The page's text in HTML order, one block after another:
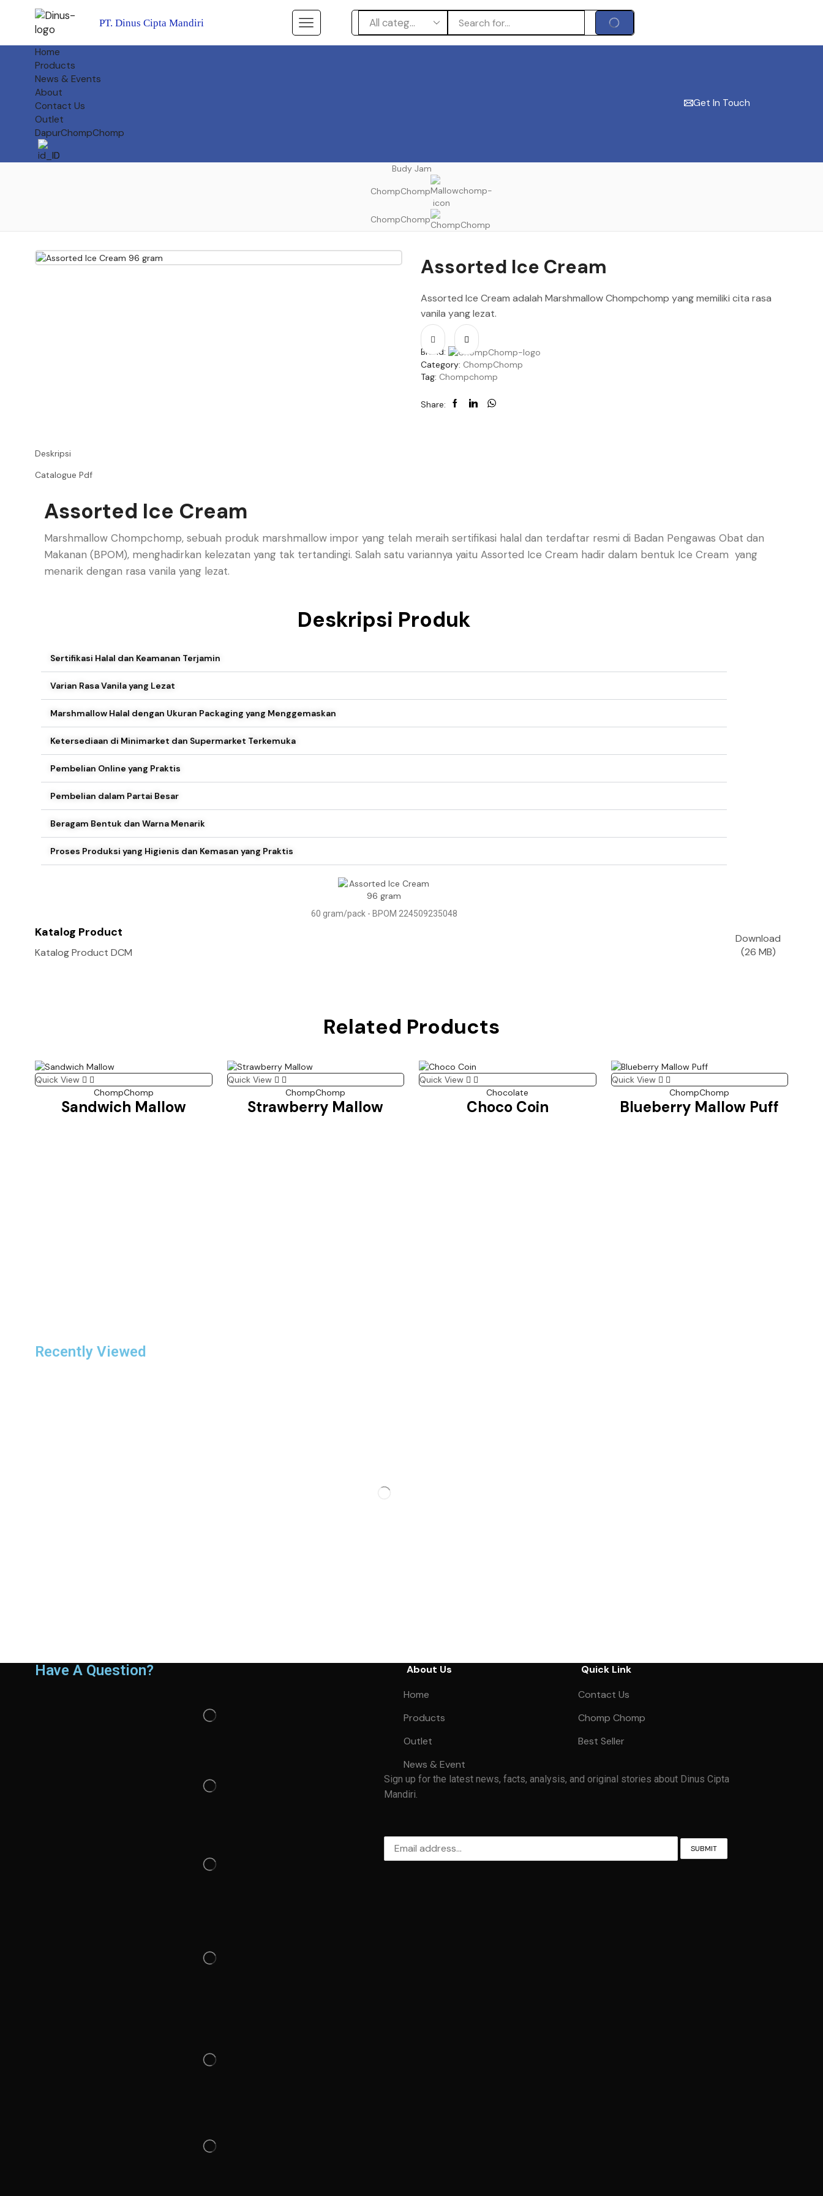
PT. Dinus Cipta Mandiri
Home
Products
News & Events
About
Contact Us
Outlet
DapurChompChomp
ID
Get In Touch
Budy Jam
ChompChomp
ChompChomp
Assorted Ice Cream
Assorted Ice Cream adalah Marshmallow Chompchomp yang memiliki cita rasa
vanila yang lezat.
Brand:
Category: ChompChomp
Tag: Chompchomp
Share:
Deskripsi
Catalogue Pdf
Assorted Ice Cream
Marshmallow Chompchomp, sebuah produk marshmallow impor yang telah meraih sertifikasi halal dan terdaftar resmi di Badan Pengawas Obat dan
Makanan (BPOM), menghadirkan kelezatan yang tak tertandingi. Salah satu variannya yaitu Assorted Ice Cream hadir dalam bentuk Ice Cream yang
menarik dengan rasa vanila yang lezat.
Deskripsi Produk
Sertifikasi Halal dan Keamanan Terjamin
Varian Rasa Vanila yang Lezat
Marshmallow Halal dengan Ukuran Packaging yang Menggemaskan
Ketersediaan di Minimarket dan Supermarket Terkemuka
Pembelian Online yang Praktis
Pembelian dalam Partai Besar
Beragam Bentuk dan Warna Menarik
Proses Produksi yang Higienis dan Kemasan yang Praktis
60 gram/pack - BPOM 224509235048
Katalog Product
Download
(26 MB)
Katalog Product DCM
Related Products
Quick View
ChompChomp
Sandwich Mallow
Quick View
ChompChomp
Strawberry Mallow
Quick View
Chocolate
Choco Coin
Quick View
ChompChomp
Blueberry Mallow Puff
Recently Viewed
Have A Question?
About Us
Home
Products
Outlet
News & Event
Quick Link
Contact Us
Chomp Chomp
Best Seller
Sign up for the latest news, facts, analysis, and original stories about Dinus Cipta
Mandiri.